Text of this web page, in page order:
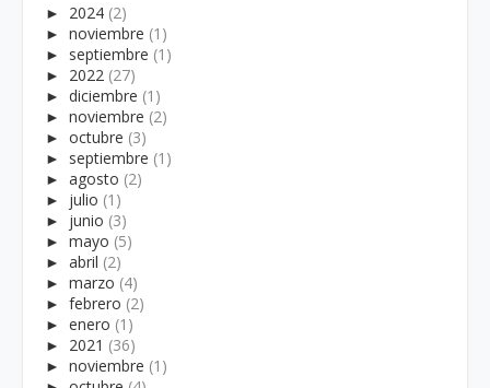
► 2024 (2)
► noviembre (1)
► septiembre (1)
► 2022 (27)
► diciembre (1)
► noviembre (2)
► octubre (3)
► septiembre (1)
► agosto (2)
► julio (1)
► junio (3)
► mayo (5)
► abril (2)
► marzo (4)
► febrero (2)
► enero (1)
► 2021 (36)
► noviembre (1)